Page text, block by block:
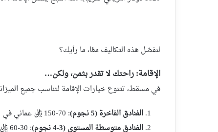
لنفصّل هذه التكاليف معًا، ما رأيك؟
الإقامة: راحتك لا تقدر بثمن، ولكن…
في مسقط، تتنوع خيارات الإقامة لتناسب جميع
الفنادق الفاخرة (5 نجوم)
: 70-150 ريال عماني في الليلة
الفنادق متوسطة المستوى (3-4 نجوم)
: 30-60 ريال عماني في الليلة